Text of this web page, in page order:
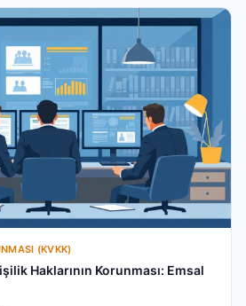
(KVKK)
Haklarının Korunması: Emsal